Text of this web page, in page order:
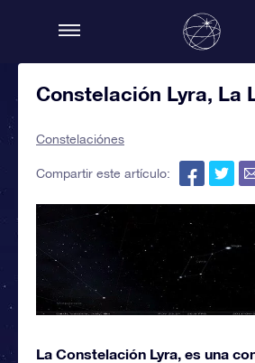
Constelación Lyra, La
Constelaciónes
Compartir este artículo:
La Constelación Lyra, es una